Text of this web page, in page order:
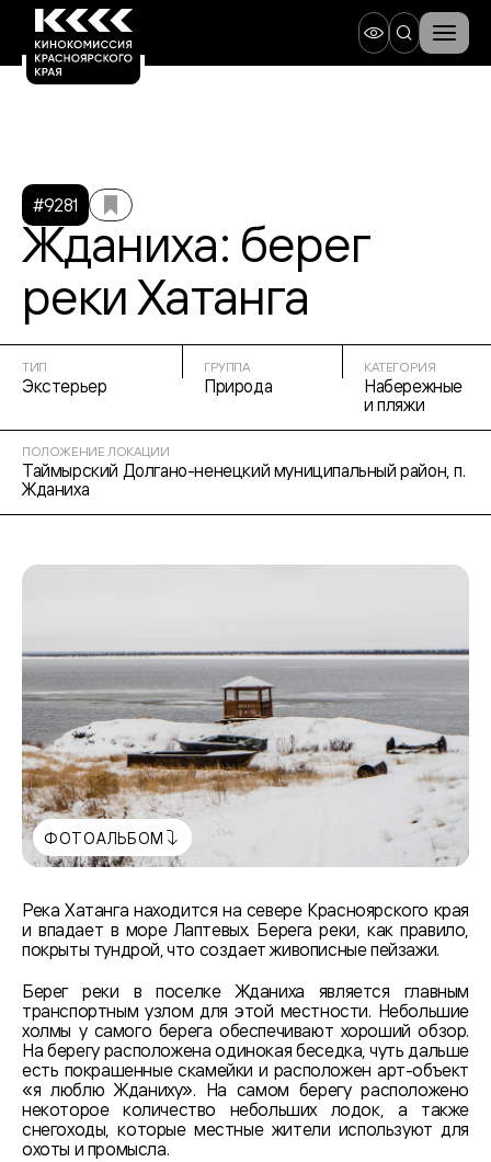
#9281
Жданиха: берег
реки Хатанга
ТИП
Экстерьер
ГРУППА
Природа
КАТЕГОРИЯ
Набережные
и пляжи
ПОЛОЖЕНИЕ ЛОКАЦИИ
Таймырский Долгано-ненецкий муниципальный район, п.
Жданиха
Река Хатанга находится на севере Красноярского края
и впадает в море Лаптевых. Берега реки, как правило,
покрыты тундрой, что создает живописные пейзажи.
Берег реки в поселке Жданиха является главным
транспортным узлом для этой местности. Небольшие
холмы у самого берега обеспечивают хороший обзор.
На берегу расположена одинокая беседка, чуть дальше
есть покрашенные скамейки и расположен арт-объект
«я люблю Жданиху». На самом берегу расположено
некоторое количество небольших лодок, а также
снегоходы, которые местные жители используют для
охоты и промысла.
ФОТОАЛЬБОМ